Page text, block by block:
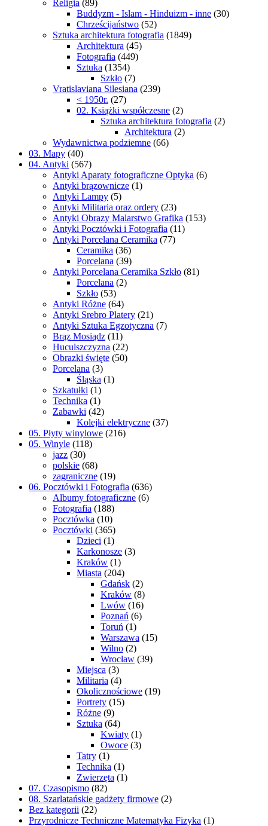
Religia (89)
Buddyzm - Islam - Hinduizm - inne (30)
Chrześcijaństwo (52)
Sztuka architektura fotografia (1849)
Architektura (45)
Fotografia (449)
Sztuka (1354)
Szkło (7)
Vratislaviana Silesiana (239)
< 1950r. (27)
02. Książki współczesne (2)
Sztuka architektura fotografia (2)
Architektura (2)
Wydawnictwa podziemne (66)
03. Mapy (40)
04. Antyki (567)
Antyki Aparaty fotograficzne Optyka (6)
Antyki brązownicze (1)
Antyki Lampy (5)
Antyki Militaria oraz ordery (23)
Antyki Obrazy Malarstwo Grafika (153)
Antyki Pocztówki i Fotografia (11)
Antyki Porcelana Ceramika (77)
Ceramika (36)
Porcelana (39)
Antyki Porcelana Ceramika Szkło (81)
Porcelana (2)
Szkło (53)
Antyki Różne (64)
Antyki Srebro Platery (21)
Antyki Sztuka Egzotyczna (7)
Brąz Mosiądz (11)
Huculszczyzna (22)
Obrazki święte (50)
Porcelana (3)
Śląska (1)
Szkatułki (1)
Technika (1)
Zabawki (42)
Kolejki elektryczne (37)
05. Płyty winylowe (216)
05. Winyle (118)
jazz (30)
polskie (68)
zagraniczne (19)
06. Pocztówki i Fotografia (636)
Albumy fotograficzne (6)
Fotografia (188)
Pocztówka (10)
Pocztówki (365)
Dzieci (1)
Karkonosze (3)
Kraków (1)
Miasta (204)
Gdańsk (2)
Kraków (8)
Lwów (16)
Poznań (6)
Toruń (1)
Warszawa (15)
Wilno (2)
Wrocław (39)
Miejsca (3)
Militaria (4)
Okolicznościowe (19)
Portrety (15)
Różne (9)
Sztuka (64)
Kwiaty (1)
Owoce (3)
Tatry (1)
Technika (1)
Zwierzęta (1)
07. Czasopismo (82)
08. Szarlatańskie gadżety firmowe (2)
Bez kategorii (22)
Przyrodnicze Techniczne Matematyka Fizyka (1)